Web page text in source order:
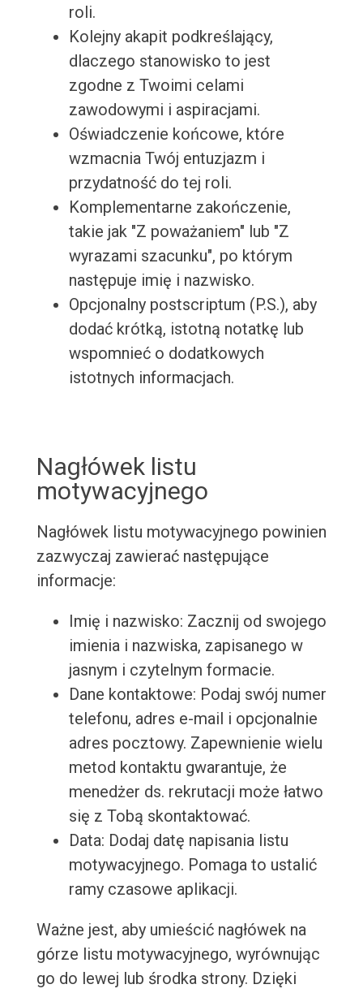
roli.
Kolejny akapit podkreślający,
dlaczego stanowisko to jest
zgodne z Twoimi celami
zawodowymi i aspiracjami.
Oświadczenie końcowe, które
wzmacnia Twój entuzjazm i
przydatność do tej roli.
Komplementarne zakończenie,
takie jak "Z poważaniem" lub "Z
wyrazami szacunku", po którym
następuje imię i nazwisko.
Opcjonalny postscriptum (P.S.), aby
dodać krótką, istotną notatkę lub
wspomnieć o dodatkowych
istotnych informacjach.
Nagłówek listu
motywacyjnego
Nagłówek listu motywacyjnego powinien
zazwyczaj zawierać następujące
informacje:
Imię i nazwisko: Zacznij od swojego
imienia i nazwiska, zapisanego w
jasnym i czytelnym formacie.
Dane kontaktowe: Podaj swój numer
telefonu, adres e-mail i opcjonalnie
adres pocztowy. Zapewnienie wielu
metod kontaktu gwarantuje, że
menedżer ds. rekrutacji może łatwo
się z Tobą skontaktować.
Data: Dodaj datę napisania listu
motywacyjnego. Pomaga to ustalić
ramy czasowe aplikacji.
Ważne jest, aby umieścić nagłówek na
górze listu motywacyjnego, wyrównując
go do lewej lub środka strony. Dzięki